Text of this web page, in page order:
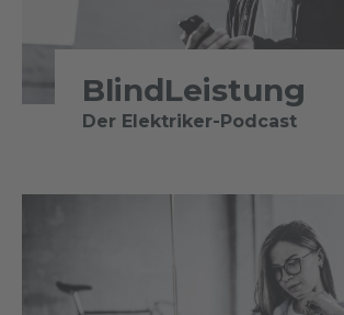
BlindLeistung
Der Elektriker-Podcast